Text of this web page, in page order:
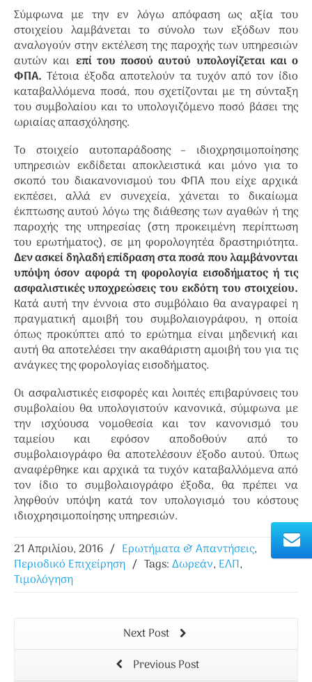
Σύμφωνα με την εν λόγω απόφαση ως αξία του
στοιχείου λαμβάνεται το σύνολο των εξόδων που
αναλογούν στην εκτέλεση της παροχής των υπηρεσιών
αυτών και επί του ποσού αυτού υπολογίζεται και ο
ΦΠΑ. Τέτοια έξοδα αποτελούν τα τυχόν από τον ίδιο
καταβαλλόμενα ποσά, που σχετίζονται με τη σύνταξη
του συμβολαίου και το υπολογιζόμενο ποσό βάσει της
ωριαίας απασχόλησης.
Το στοιχείο αυτοπαράδοσης – ιδιοχρησιμοποίησης
υπηρεσιών εκδίδεται αποκλειστικά και μόνο για το
σκοπό του διακανονισμού του ΦΠΑ που είχε αρχικά
εκπέσει, αλλά εν συνεχεία, χάνεται το δικαίωμα
έκπτωσης αυτού λόγω της διάθεσης των αγαθών ή της
παροχής της υπηρεσίας (στη προκειμένη περίπτωση
του ερωτήματος), σε μη φορολογητέα δραστηριότητα.
Δεν ασκεί δηλαδή επίδραση στα ποσά που λαμβάνονται
υπόψη όσον αφορά τη φορολογία εισοδήματος ή τις
ασφαλιστικές υποχρεώσεις του εκδότη του στοιχείου.
Κατά αυτή την έννοια στο συμβόλαιο θα αναγραφεί η
πραγματική αμοιβή του συμβολαιογράφου, η οποία
όπως προκύπτει από το ερώτημα είναι μηδενική και
αυτή θα αποτελέσει την ακαθάριστη αμοιβή του για τις
ανάγκες της φορολογίας εισοδήματος.
Οι ασφαλιστικές εισφορές και λοιπές επιβαρύνσεις του
συμβολαίου θα υπολογιστούν κανονικά, σύμφωνα με
την ισχύουσα νομοθεσία και τον κανονισμό του
ταμείου και εφόσον αποδοθούν από το
συμβολαιογράφο θα αποτελέσουν έξοδο αυτού. Όπως
αναφέρθηκε και αρχικά τα τυχόν καταβαλλόμενα από
τον ίδιο το συμβολαιογράφο έξοδα, θα πρέπει να
ληφθούν υπόψη κατά τον υπολογισμό του κόστους
ιδιοχρησιμοποίησης υπηρεσιών.
21 Απριλίου, 2016 / Ερωτήματα & Απαντήσεις,
Περιοδικό Επιχείρηση / Tags:Δωρεάν, ΕΛΠ,
Τιμολόγηση
Next Post
Previous Post